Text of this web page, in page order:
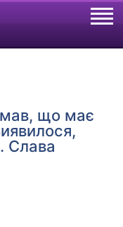
що має
Слава